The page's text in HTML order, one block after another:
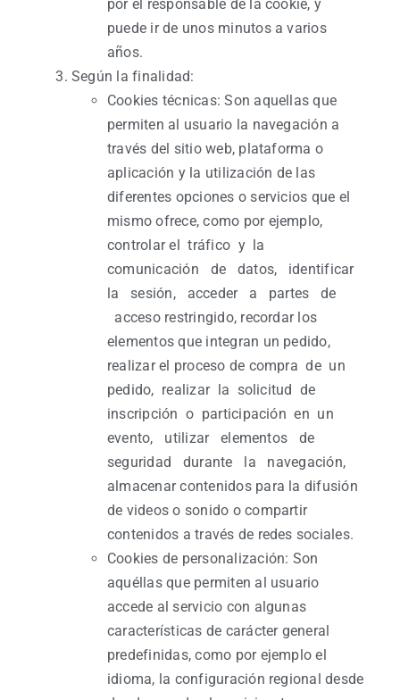
por el responsable de la cookie, y
puede ir de unos minutos a varios
años.
Según la finalidad:
Cookies técnicas: Son aquellas que
permiten al usuario la navegación a
través del sitio web, plataforma o
aplicación y la utilización de las
diferentes opciones o servicios que el
mismo ofrece, como por ejemplo,
controlar el tráfico y la
comunicación de datos, identificar
la sesión, acceder a partes de
acceso restringido, recordar los
elementos que integran un pedido,
realizar el proceso de compra de un
pedido, realizar la solicitud de
inscripción o participación en un
evento, utilizar elementos de
seguridad durante la navegación,
almacenar contenidos para la difusión
de videos o sonido o compartir
contenidos a través de redes sociales.
Cookies de personalización: Son
aquéllas que permiten al usuario
accede al servicio con algunas
características de carácter general
predefinidas, como por ejemplo el
idioma, la configuración regional desde